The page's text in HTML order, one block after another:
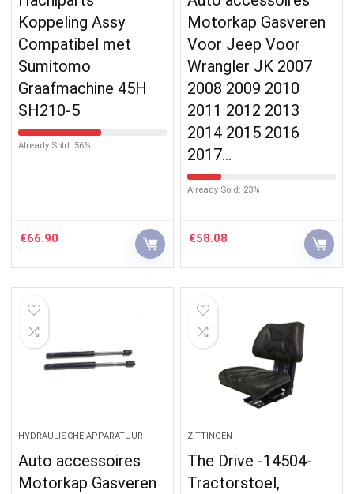
Koppeling Assy
Compatibel met
Sumitomo
Graafmachine 45H
SH210-5
Already Sold: 56%
€66.90
Motorkap Gasveren
Voor Jeep Voor
Wrangler JK 2007
2008 2009 2010
2011 2012 2013
2014 2015 2016
2017…
Already Sold: 23%
€58.08
HYDRAULISCHE APPARATUUR
Auto accessoires
Motorkap Gasveren
ZITTINGEN
The Drive -14504-
Tractorstoel,